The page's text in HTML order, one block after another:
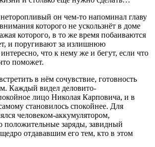
он чем-то напоминал главу
которого не ускользнёт в доме
которого, в то же время побаиваются
и поругивают за излишнюю
что к нему же и бегут, если что
поможет.
в нём сочувствие, готовность
Каждый видел деловито-
лицо Николая Карповича, и в
становилось спокойнее. Для
человеком-аккумулятором,
положительные заряды, завидный
отдававшим его тем, кто в этом